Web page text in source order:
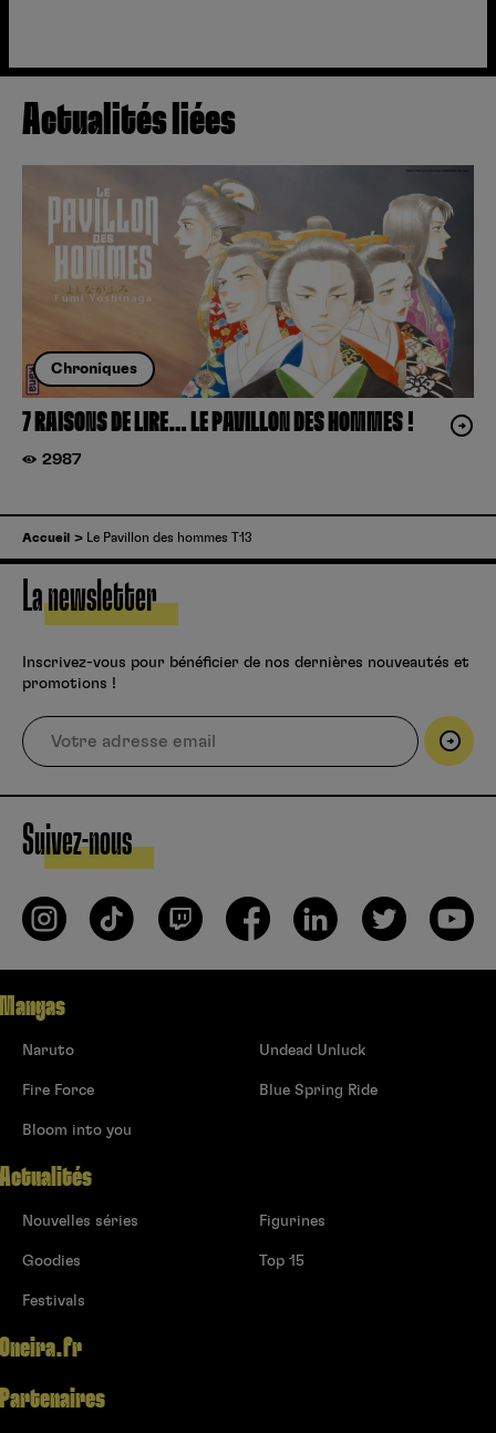
Actualités liées
Chroniques
7 RAISONS DE LIRE… LE PAVILLON DES HOMMES !
2987
Accueil Le Pavillon des hommes T13
La newsletter
Inscrivez-vous pour bénéficier de nos dernières nouveautés et
promotions !
Suivez-nous
Mangas
Naruto
Fire Force
Bloom into you
Undead Unluck
Blue Spring Ride
Actualités
Nouvelles séries
Goodies
Festivals
Figurines
Top 15
Oneira.fr
Partenaires